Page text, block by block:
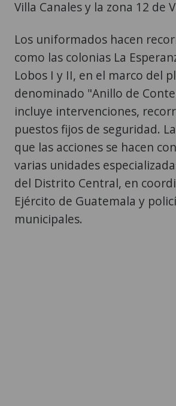
Villa Canales y la zona 12 de
Los uniformados hacen
como las colonias La
Lobos I y II, en el marco del
denominado "Anillo de
incluye intervenciones,
puestos fijos de seguridad.
que las acciones se hacen
varias unidades
del Distrito Central, en
Ejército de Guatemala y
municipales.